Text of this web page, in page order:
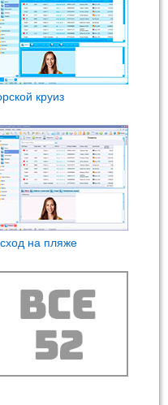
круиз
на пляже